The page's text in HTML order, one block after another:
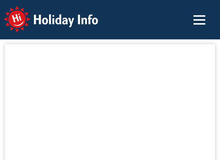
Holiday Info